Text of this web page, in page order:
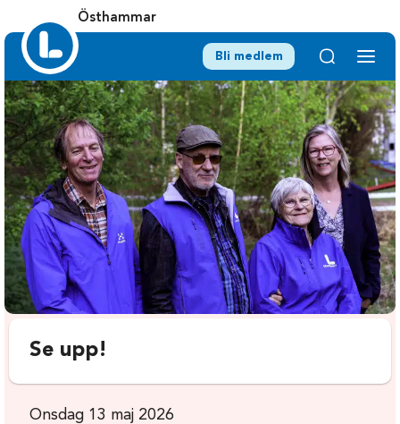
Östhammar
Bli medlem
Se upp!
Onsdag 13 maj 2026